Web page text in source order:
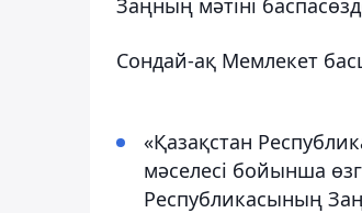
Сондай-ақ Мемлекет
«Қазақстан
мәселесі бойынша
Республикасының